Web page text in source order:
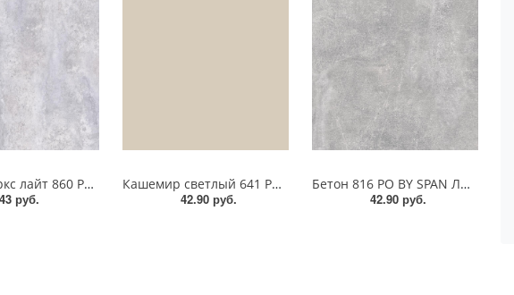
Бетон Спаркс лайт 860 PO BY SPAN ЛДСП 18 мм
43 руб.
Кашемир светлый 641 РО BY SPAN ЛДСП 18 мм
42.90 руб.
Бетон 816 PO BY SPAN ЛДСП 18 мм
42.90 руб.